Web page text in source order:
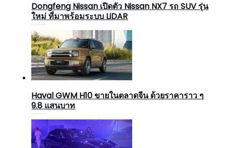
Dongfeng Nissan เปิดตัว Nissan NX7 รถ SUV รุ่น
ใหม่ ที่มาพร้อมระบบ LiDAR
Haval GWM H10 ขายในตลาดจีน ด้วยราคาราว ๆ
9.8 แสนบาท